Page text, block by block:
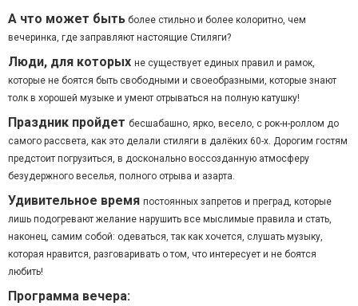
А что может быть более стильно и более колоритно, чем
вечеринка, где заправляют настоящие Стиляги?
Люди, для которых не существует единых правил и рамок,
которые не боятся быть свободными и своеобразными, которые знают
толк в хорошей музыке и умеют отрываться на полную катушку!
Праздник пройдет бесшабашно, ярко, весело, с рок-н-роллом до
самого рассвета, как это делали стиляги в далёких 60-х. Дорогим гостям
предстоит погрузиться, в досконально воссозданную атмосферу
безудержного веселья, полного отрыва и азарта.
Удивительное время постоянных запретов и преград, которые
лишь подогревают желание нарушить все мыслимые правила и стать,
наконец, самим собой: одеваться, так как хочется, слушать музыку,
которая нравится, разговаривать о том, что интересует и не боятся
любить!
Программа вечера: